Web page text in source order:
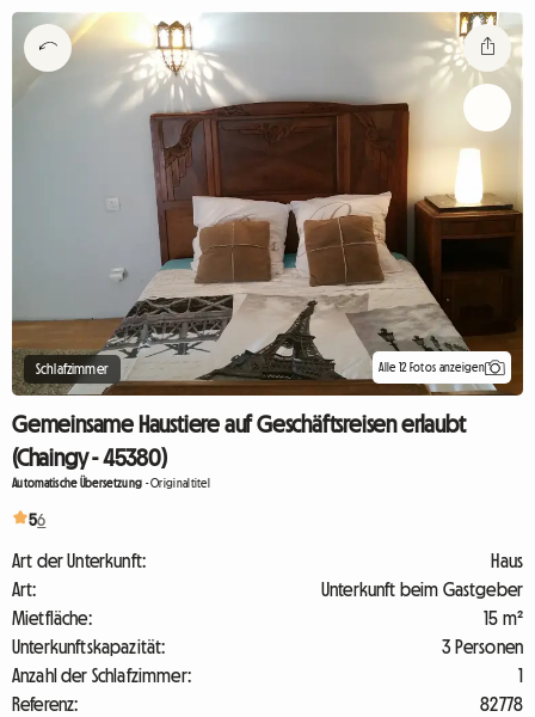
Schlafzimmer Alle 12 Fotos anzeigen
Gemeinsame Haustiere auf Geschäftsreisen erlaubt
(Chaingy - 45380)
Automatische Übersetzung -Originaltitel
56
Art der Unterkunft:
Haus
Art:
Unterkunft beim Gastgeber
Mietfläche:
15 m²
Unterkunftskapazität:
3 Personen
Anzahl der Schlafzimmer:
1
Referenz:
82778